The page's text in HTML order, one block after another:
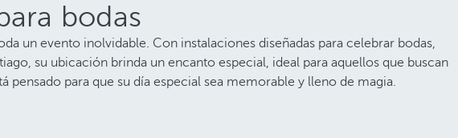
bodas
un evento inolvidable. Con instalaciones diseñadas para celebrar bodas,
su ubicación brinda un encanto especial, ideal para aquellos que buscan
pensado para que su día especial sea memorable y lleno de magia.